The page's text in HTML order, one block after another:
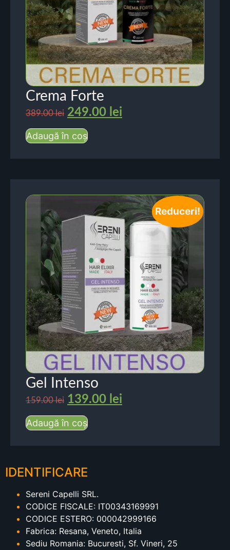
Crema Forte
389.00lei 249.00 lei
Adaugă în coș
Reduceri!
Gel Intenso
159.00lei 139.00 lei
Adaugă în coș
IDENTIFICARE
Sereni Capelli SRL.
CODICE FISCALE: IT00343169991
CODICE ESTERO: 000042999166
Fabrica: Resana, Veneto, Italia
Sediu Romania: Bucuresti, Sf. Vineri, 25